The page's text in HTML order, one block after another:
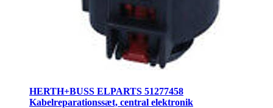
HERTH+BUSS ELPARTS 51277458
Kabelreparationssæt, central elektronik